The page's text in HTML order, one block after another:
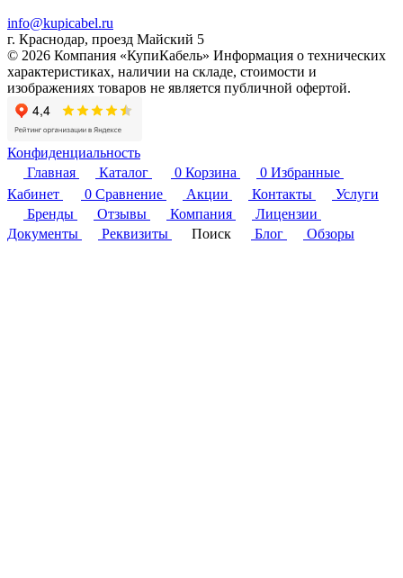
info@kupicabel.ru
г. Краснодар, проезд Майский 5
© 2026 Компания «КупиКабель» Информация о технических
характеристиках, наличии на складе, стоимости и
изображениях товаров не является публичной офертой.
Конфиденциальность
Главная
Каталог 0 Корзина 0 Избранные
Кабинет
0 Сравнение Акции Контакты
Услуги
Бренды
Отзывы Компания
Лицензии
Документы
Реквизиты Поиск Блог Обзоры